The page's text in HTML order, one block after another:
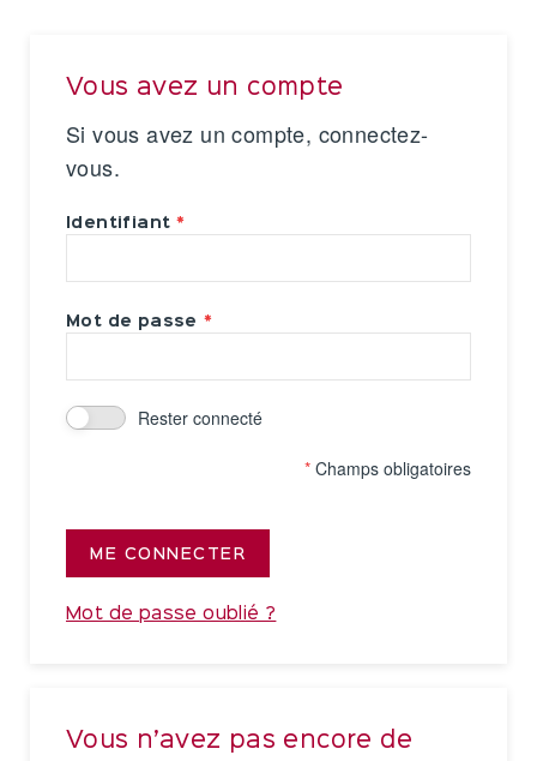
Vous avez un compte
Si vous avez un compte, connectez-
vous.
Identifiant
Mot de passe
Rester connecté
* Champs obligatoires
ME CONNECTER
Mot de passe oublié ?
Vous n’avez pas encore de